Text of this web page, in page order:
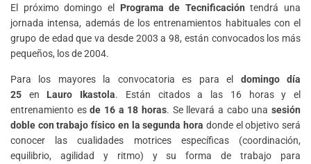
El próximo domingo el Programa de Tecnificación tendrá una
jornada intensa, además de los entrenamientos habituales con el
grupo de edad que va desde 2003 a 98, están convocados los más
pequeños, los de 2004.
Para los mayores la convocatoria es para el domingo día
25 en Lauro Ikastola. Están citados a las 16 horas y el
entrenamiento esde 16 a 18 horas. Se llevará a cabo unasesión
doble con trabajo físico en la segunda hora donde el objetivo será
conocer las cualidades motrices específicas (coordinación,
equilibrio, agilidad y ritmo) y su forma de trabajo para